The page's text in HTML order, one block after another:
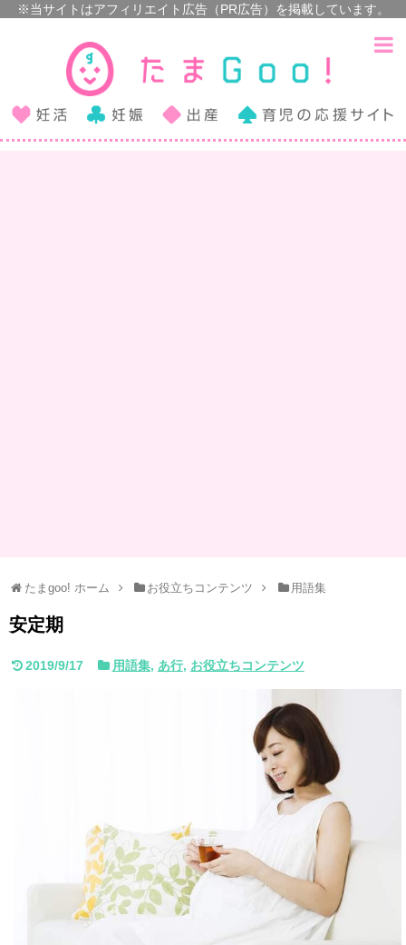
たまgoo! ホーム お役立ちコンテンツ 用語集
安定期
2019/9/17 用語集, あ行, お役立ちコンテンツ